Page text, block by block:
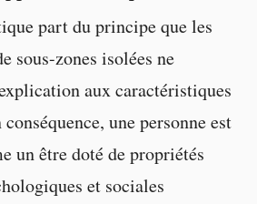
part du principe que les
sous-zones isolées ne
aux caractéristiques
une personne est
un être doté de propriétés
et sociales